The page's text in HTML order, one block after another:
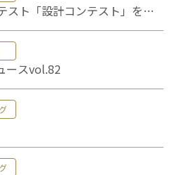
スト「設計コンテスト」を受
ースvol.82